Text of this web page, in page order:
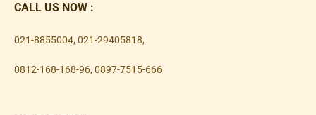
CALL US NOW :
021-8855004, 021-29405818,
0812-168-168-96, 0897-7515-666